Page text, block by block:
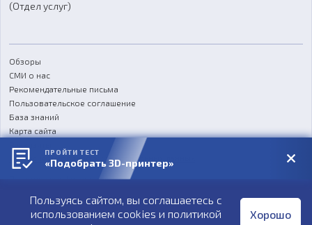
(Отдел услуг)
Обзоры
СМИ о нас
Рекомендательные письма
Пользовательское соглашение
База знаний
Карта сайта
Согласие на обработку персональных данных
Политика конфиденциальности
Публичная оферта
Пользуясь сайтом, вы соглашаетесь с
использованием cookies и политикой
Хорошо
ПРОЙТИ ТЕСТ
«Подобрать 3D-принтер»